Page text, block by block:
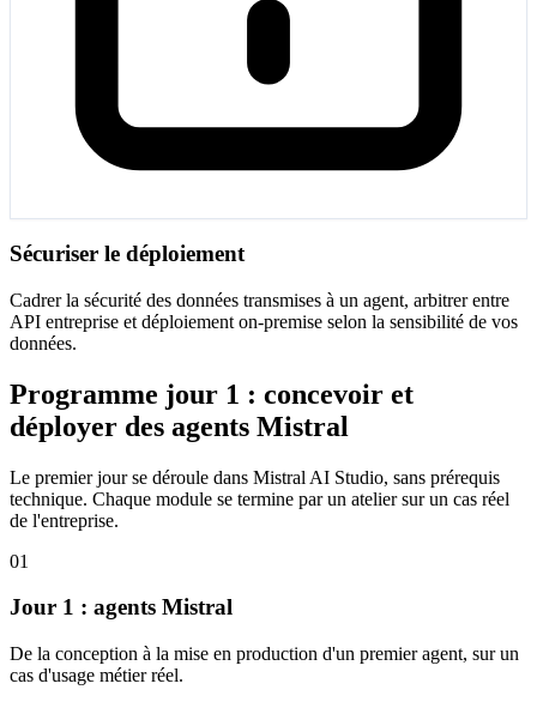
Sécuriser le déploiement
Cadrer la sécurité des données transmises à un agent, arbitrer entre
API entreprise et déploiement on-premise selon la sensibilité de vos
données.
Programme jour 1 : concevoir et
déployer des agents Mistral
Le premier jour se déroule dans Mistral AI Studio, sans prérequis
technique. Chaque module se termine par un atelier sur un cas réel
de l'entreprise.
01
Jour 1 : agents Mistral
De la conception à la mise en production d'un premier agent, sur un
cas d'usage métier réel.